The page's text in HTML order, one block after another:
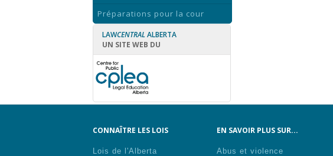
Préparations pour la cour
LAWCENTRAL ALBERTA
UN SITE WEB DU
CONNAÎTRE LES LOIS
Lois de l'Alberta
EN SAVOIR PLUS SUR...
Abus et violence